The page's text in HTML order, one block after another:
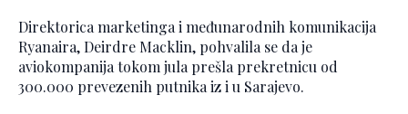
Direktorica marketinga i međunarodnih komunikacija
Ryanaira, Deirdre Macklin, pohvalila se da je
aviokompanija tokom jula prešla prekretnicu od
300.000 prevezenih putnika iz i u Sarajevo.